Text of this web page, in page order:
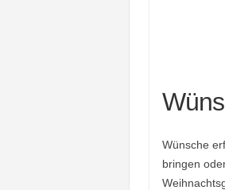
Wünsche
bringen